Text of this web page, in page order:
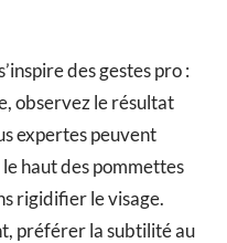
des gestes pro :
observez le résultat
expertes peuvent
haut des pommettes
rigidifier le visage.
préférer la subtilité au